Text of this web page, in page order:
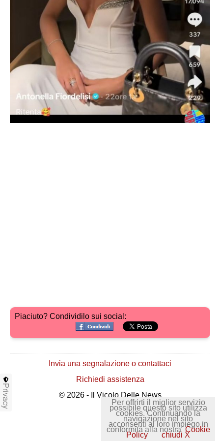
Piaciuto? Condividilo sui social:
Invia una segnalazione o contattaci
Richiedi assistenza
© 2026 - Il Vicolo Delle News
Per offrirti il miglior servizio
possibile questo sito utilizza
cookies. Continuando la
navigazione nel sito
acconsenti al loro impiego in
conformità alla nostra Cookie
Policy chiudi X
Privacy